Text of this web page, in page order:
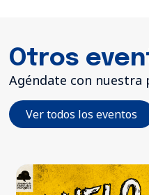
Otros
Agéndate con
Ver todos los eventos